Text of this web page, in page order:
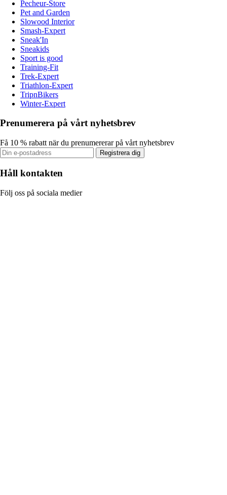
Pecheur-Store
Pet and Garden
Slowood Interior
Smash-Expert
Sneak'In
Sneakids
Sport is good
Training-Fit
Trek-Expert
Triathlon-Expert
TripnBikers
Winter-Expert
Prenumerera på vårt nyhetsbrev
Få 10 % rabatt när du prenumererar på vårt nyhetsbrev
Registrera dig
Håll kontakten
Följ oss på sociala medier